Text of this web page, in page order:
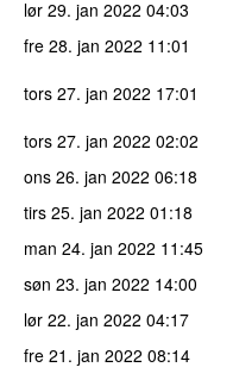
lør 29. jan 2022 04:03
fre 28. jan 2022 11:01
tors 27. jan 2022 17:01
tors 27. jan 2022 02:02
ons 26. jan 2022 06:18
tirs 25. jan 2022 01:18
man 24. jan 2022 11:45
søn 23. jan 2022 14:00
lør 22. jan 2022 04:17
fre 21. jan 2022 08:14